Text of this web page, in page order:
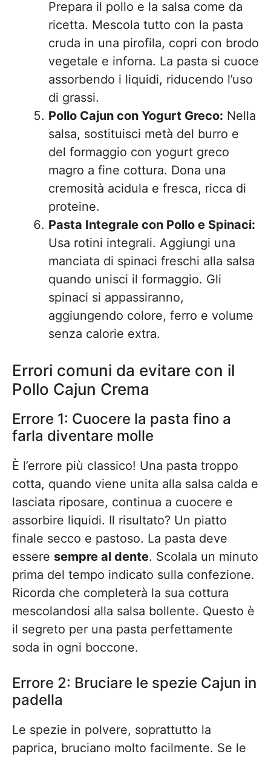
Prepara il pollo e la salsa come da
ricetta. Mescola tutto con la pasta
cruda in una pirofila, copri con brodo
vegetale e inforna. La pasta si cuoce
assorbendo i liquidi, riducendo l’uso
di grassi.
Pollo Cajun con Yogurt Greco: Nella
salsa, sostituisci metà del burro e
del formaggio con yogurt greco
magro a fine cottura. Dona una
cremosità acidula e fresca, ricca di
proteine.
Pasta Integrale con Pollo e Spinaci:
Usa rotini integrali. Aggiungi una
manciata di spinaci freschi alla salsa
quando unisci il formaggio. Gli
spinaci si appassiranno,
aggiungendo colore, ferro e volume
senza calorie extra.
Errori comuni da evitare con il
Pollo Cajun Crema
Errore 1: Cuocere la pasta fino a
farla diventare molle
È l’errore più classico! Una pasta troppo
cotta, quando viene unita alla salsa calda e
lasciata riposare, continua a cuocere e
assorbire liquidi. Il risultato? Un piatto
finale secco e pastoso. La pasta deve
essere sempre al dente. Scolala un minuto
prima del tempo indicato sulla confezione.
Ricorda che completerà la sua cottura
mescolandosi alla salsa bollente. Questo è
il segreto per una pasta perfettamente
soda in ogni boccone.
Errore 2: Bruciare le spezie Cajun in
padella
Le spezie in polvere, soprattutto la
paprica, bruciano molto facilmente. Se le